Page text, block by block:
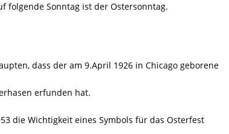
folgende Sonntag ist der Ostersonntag.
dass der am 9.April 1926 in Chicago geborene
erfunden hat.
die Wichtigkeit eines Symbols für das Osterfest